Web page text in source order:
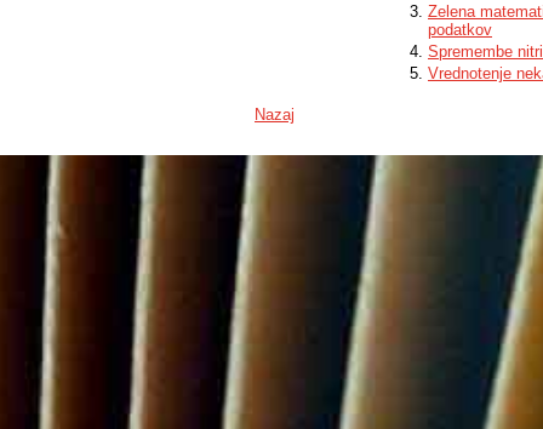
Zelena
podatkov
Spremembe
Vrednotenje
Nazaj